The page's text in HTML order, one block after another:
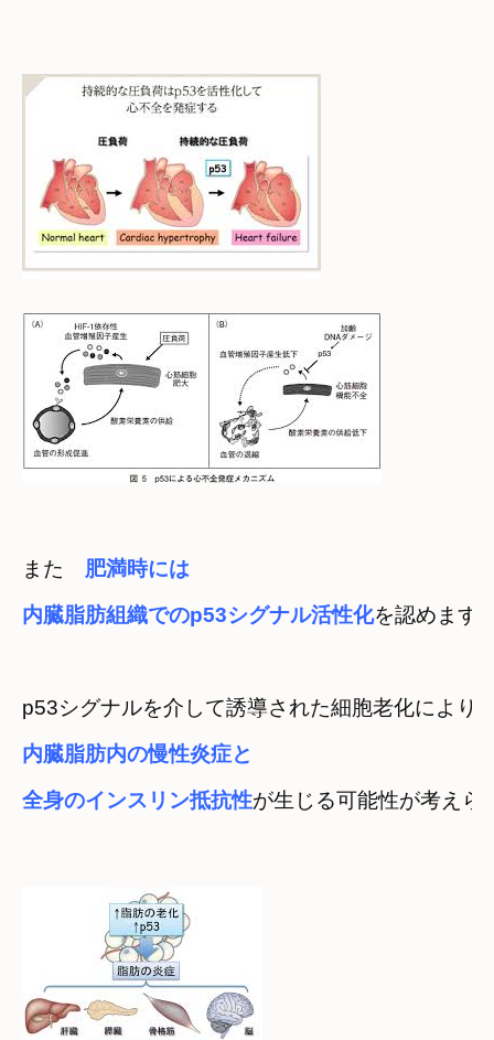
また 肥満時には
内臓脂肪組織でのp53シグナル活性化を認めます
p53シグナルを介して誘導された細胞老化により
内臓脂肪内の慢性炎症と
全身のインスリン抵抗性が生じる可能性が考えら